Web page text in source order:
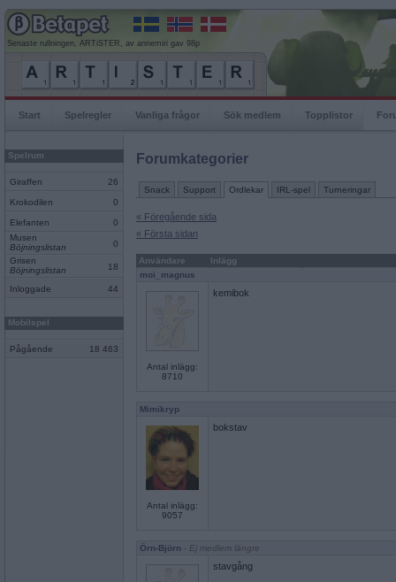
Senaste rullningen, ARTiSTER, av annemiri gav 98p
Start Spelregler Vanliga frågor Sök medlem Topplistor
Spelrum
Giraffen 26
Krokodilen 0
Elefanten
0
Musen
Böjningslistan
0
Grisen
Böjningslistan
18
Inloggade 44
Mobilspel
Pågående 18 463
Forumkategorier
Snack Support Ordlekar IRL-spel Turneringar
« Föregående sida
« Första sidan
Användare
Inlägg
moi_magnus
Antal inlägg:
8710
kemibok
Mimikryp
Antal inlägg:
9057
bokstav
Örn-Björn - Ej medlem längre
stavgång